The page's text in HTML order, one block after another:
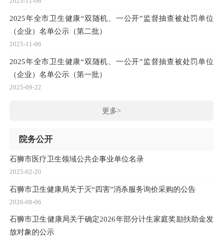
2025年全市卫生健康“双随机、一公开”监督抽查被处罚单位
（企业）名单公示（第二批）
2025-11-06
2025年全市卫生健康“双随机、一公开”监督抽查被处罚单位
（企业）名单公示（第一批）
2025-09-22
更多>
院务公开
石狮市医疗卫生领域公共企事业单位名录
2025-02-20
石狮市卫生健康局关于灭“四害”消杀服务询价采购的公告
2026-08-06
石狮市卫生健康局关于确定2026年部分计生家庭奖励扶助金发
放对象的公示